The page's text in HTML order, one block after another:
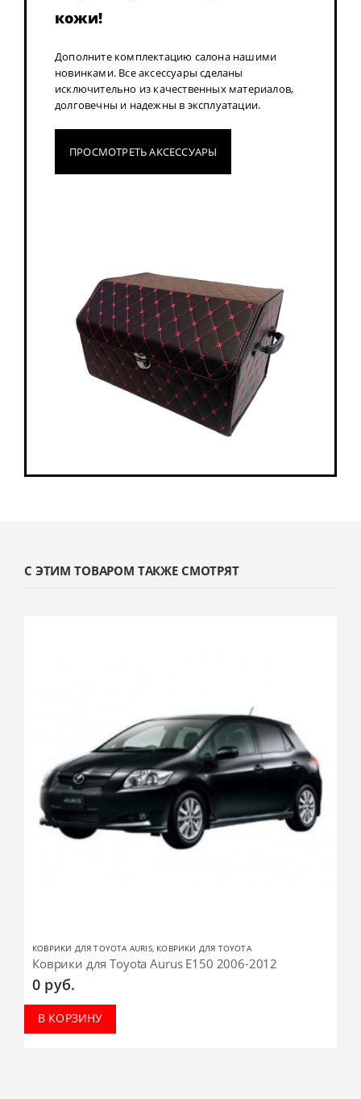
кожи!
Дополните комплектацию салона нашими
новинками. Все аксессуары сделаны
исключительно из качественных материалов,
долговечны и надежны в эксплуатации.
ПРОСМОТРЕТЬ АКСЕССУАРЫ
С ЭТИМ ТОВАРОМ ТАКЖЕ СМОТРЯТ
КОВРИКИ ДЛЯ TOYOTA AURIS, КОВРИКИ ДЛЯ TOYOTA
Коврики для Toyota Aurus E150 2006-2012
0 руб.
В КОРЗИНУ